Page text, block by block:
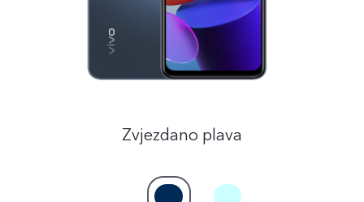
Zvjezdano plava